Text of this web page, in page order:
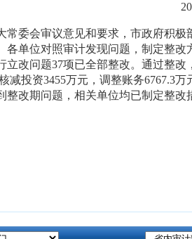
常委会审议意见和要求， 市政府积极
各单位对照审计发现问题， 制定整改
立改问题37项已全部整改。通过整改
减投资3455万元，调整账务6767.3万
整改期问题，相关单位均已制定整改